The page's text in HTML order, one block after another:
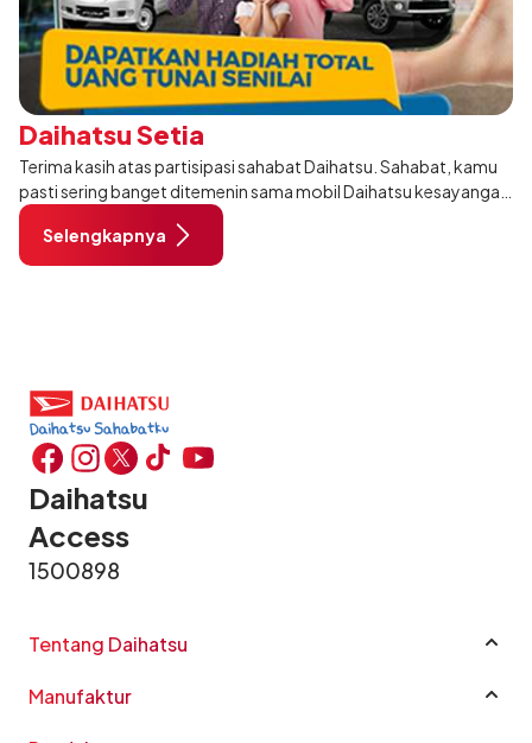
Daihatsu Setia
Terima kasih atas partisipasi sahabat Daihatsu. Sahabat, kamu
pasti sering banget ditemenin sama mobil Daihatsu kesayangan
di setiap aktivitas yang kamu jalani.
Pas banget, ayo tunjukin mom
Selengkapnya
Daihatsu
Access
1500898
Tentang Daihatsu
Sustainability
Manufaktur